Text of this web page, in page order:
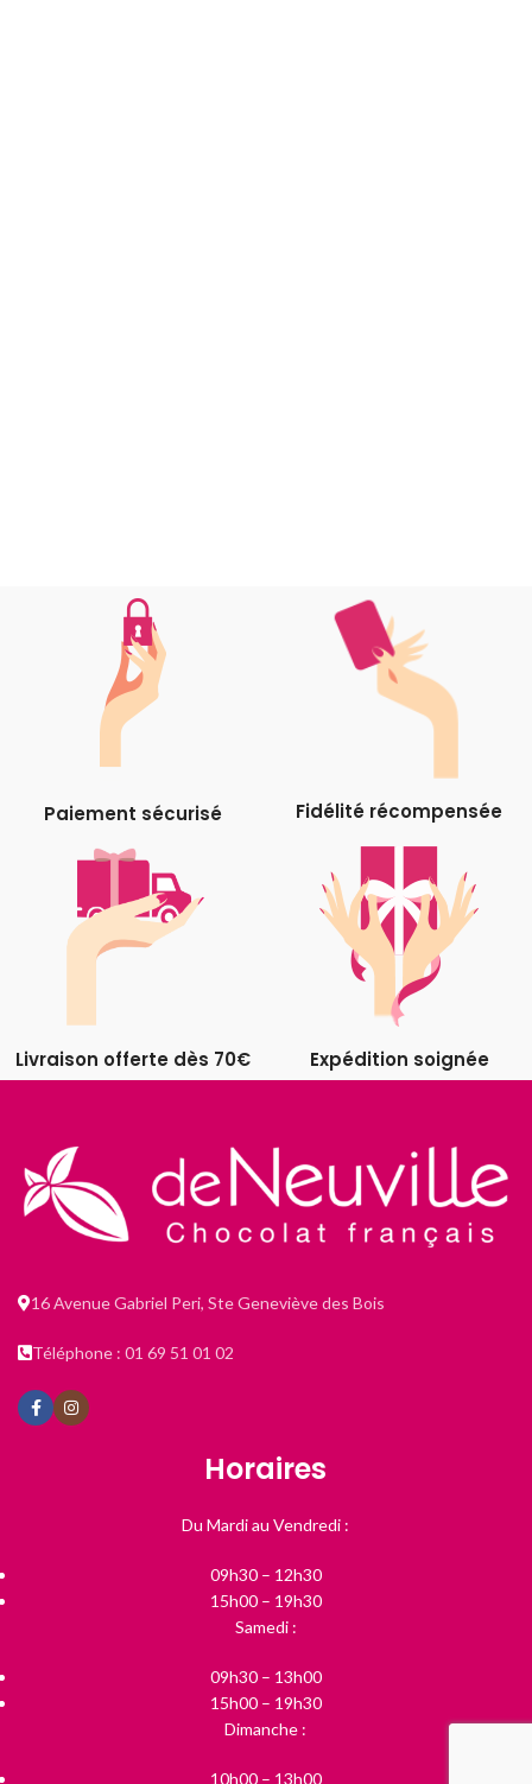
Paiement sécurisé Fidélité récompensée
Livraison offerte dès 70€ Expédition soignée
16 Avenue Gabriel Peri, Ste Geneviève des Bois
Téléphone : 01 69 51 01 02
Horaires
Du Mardi au Vendredi :
09h30 – 12h30
15h00 – 19h30
Samedi :
09h30 – 13h00
15h00 – 19h30
Dimanche :
10h00 – 13h00